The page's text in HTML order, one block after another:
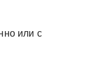
или с